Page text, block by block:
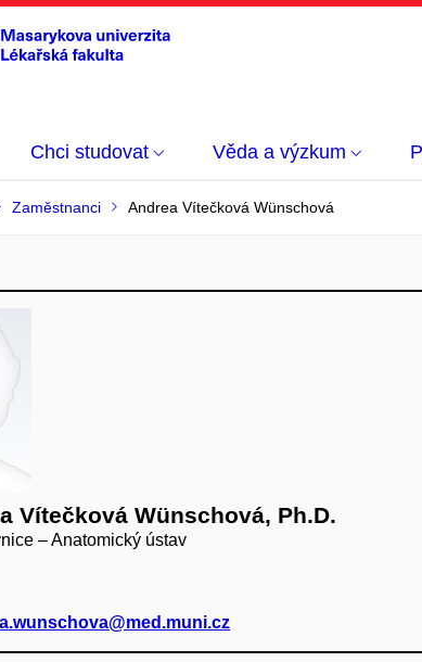
Chci studovat Věda a výzkum
Zaměstnanci Andrea Vítečková Wünschová
Vítečková Wünschová, Ph.D.
– Anatomický ústav